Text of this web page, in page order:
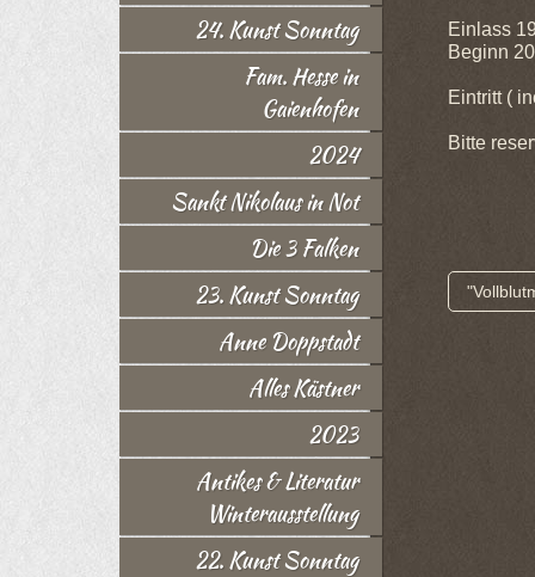
24. Kunst Sonntag
Fam. Hesse in
Gaienhofen
2024
Sankt Nikolaus in Not
Die 3 Falken
23. Kunst Sonntag
Anne Doppstadt
Alles Kästner
2023
Antikes & Literatur
Winterausstellung
22. Kunst Sonntag
Einlass
Beginn
Eintritt (
Bitte